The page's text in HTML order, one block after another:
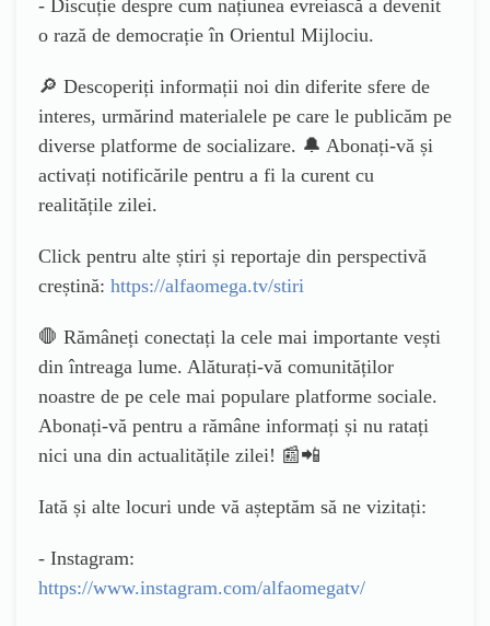
- Discuție despre cum națiunea evreiască a devenit
o rază de democrație în Orientul Mijlociu.
🔎 Descoperiți informații noi din diferite sfere de
interes, urmărind materialele pe care le publicăm pe
diverse platforme de socializare. 🔔 Abonați-vă și
activați notificările pentru a fi la curent cu
realitățile zilei.
Click pentru alte știri și reportaje din perspectivă
creștină: https://alfaomega.tv/stiri
🛑 Rămâneți conectați la cele mai importante vești
din întreaga lume. Alăturați-vă comunităților
noastre de pe cele mai populare platforme sociale.
Abonați-vă pentru a rămâne informați și nu ratați
nici una din actualitățile zilei! 📰📲
Iată și alte locuri unde vă așteptăm să ne vizitați:
- Instagram:
https://www.instagram.com/alfaomegatv/